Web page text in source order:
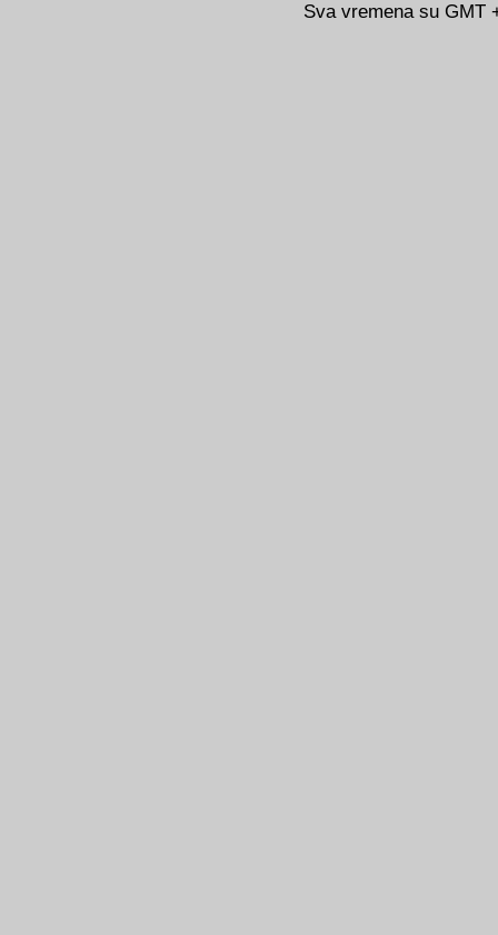
Sva vremena su GMT